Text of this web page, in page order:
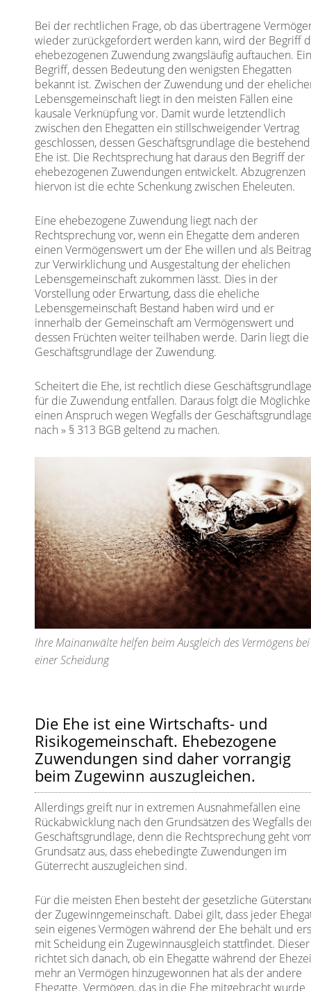
Bei der rechtlichen Frage, ob das übertragene
wieder zurückgefordert werden kann, wird der Begriff
ehebezogenen Zuwendung zwangsläufig auftauchen.
Begriff, dessen Bedeutung den wenigsten Ehegatten
bekannt ist. Zwischen der Zuwendung und der
Lebensgemeinschaft liegt in den meisten Fällen eine
kausale Verknüpfung vor. Damit wurde letztendlich
zwischen den Ehegatten ein stillschweigender Vertrag
geschlossen, dessen Geschäftsgrundlage die
Ehe ist. Die Rechtsprechung hat daraus den Begriff der
ehebezogenen Zuwendungen entwickelt. Abzugrenzen
hiervon ist die echte Schenkung zwischen Eheleuten.
Eine ehebezogene Zuwendung liegt nach der
Rechtsprechung vor, wenn ein Ehegatte dem anderen
einen Vermögenswert um der Ehe willen und als Beitrag
zur Verwirklichung und Ausgestaltung der ehelichen
Lebensgemeinschaft zukommen lässt. Dies in der
Vorstellung oder Erwartung, dass die eheliche
Lebensgemeinschaft Bestand haben wird und er
innerhalb der Gemeinschaft am Vermögenswert und
dessen Früchten weiter teilhaben werde. Darin liegt die
Geschäftsgrundlage der Zuwendung.
Scheitert die Ehe, ist rechtlich diese
für die Zuwendung entfallen. Daraus folgt die
einen Anspruch wegen Wegfalls der
nach § 313 BGB geltend zu machen.
Ihre Mainanwälte helfen beim Ausgleich des Vermögens bei
einer Scheidung
Die Ehe ist eine Wirtschafts- und
Risikogemeinschaft. Ehebezogene
Zuwendungen sind daher vorrangig
beim Zugewinn auszugleichen.
Allerdings greift nur in extremen Ausnahmefällen eine
Rückabwicklung nach den Grundsätzen des Wegfalls
Geschäftsgrundlage, denn die Rechtsprechung geht
Grundsatz aus, dass ehebedingte Zuwendungen im
Güterrecht auszugleichen sind.
Für die meisten Ehen besteht der gesetzliche
der Zugewinngemeinschaft. Dabei gilt, dass jeder
sein eigenes Vermögen während der Ehe behält und
mit Scheidung ein Zugewinnausgleich stattfindet. Dieser
richtet sich danach, ob ein Ehegatte während der
mehr an Vermögen hinzugewonnen hat als der andere
Ehegatte. Vermögen, das in die Ehe mitgebracht wurde